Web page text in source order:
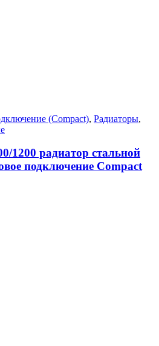
(Compact), Радиаторы,
1200 радиатор стальной
подключение Compact